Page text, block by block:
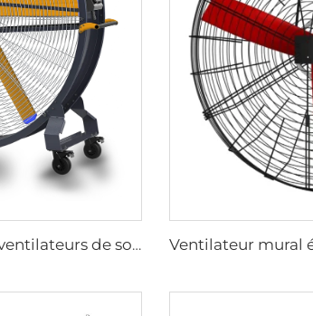
grande taille 2m PMSM ventilateurs de sol mobiles pour zone sportive